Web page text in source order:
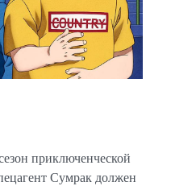
приключенческой
Сумрак должен